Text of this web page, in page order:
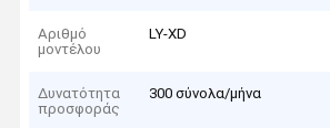
Αριθμό
μοντέλου
LY-XD
Δυνατότητα
προσφοράς
300 σύνολα/μήνα